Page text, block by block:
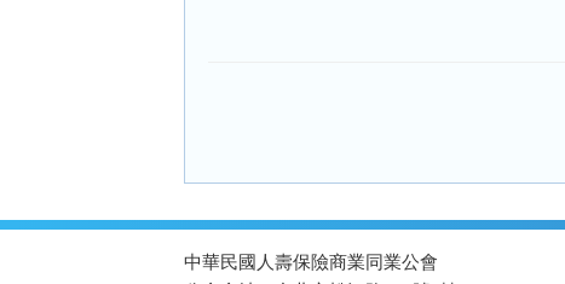
中華民國人壽保險商業同業公會